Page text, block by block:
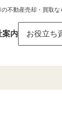
不動産売却・買取
案内 お役立ち